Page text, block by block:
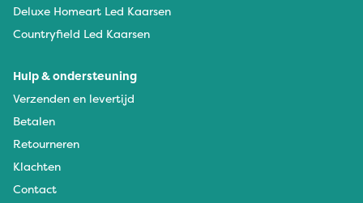
Deluxe Homeart Led Kaarsen
Countryfield Led Kaarsen
Hulp & ondersteuning
Verzenden en levertijd
Betalen
Retourneren
Klachten
Contact